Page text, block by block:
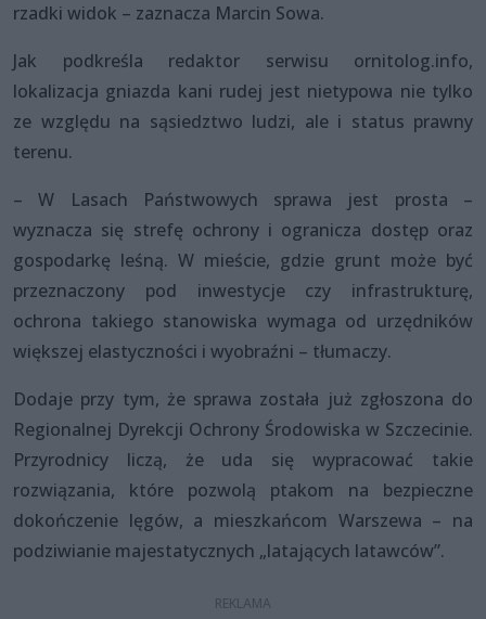
rzadki widok – zaznacza Marcin Sowa.
Jak podkreśla redaktor serwisu ornitolog.info,
lokalizacja gniazda kani rudej jest nietypowa nie tylko
ze względu na sąsiedztwo ludzi, ale i status prawny
terenu.
– W Lasach Państwowych sprawa jest prosta –
wyznacza się strefę ochrony i ogranicza dostęp oraz
gospodarkę leśną. W mieście, gdzie grunt może być
przeznaczony pod inwestycje czy infrastrukturę,
ochrona takiego stanowiska wymaga od urzędników
większej elastyczności i wyobraźni – tłumaczy.
Dodaje przy tym, że sprawa została już zgłoszona do
Regionalnej Dyrekcji Ochrony Środowiska w Szczecinie.
Przyrodnicy liczą, że uda się wypracować takie
rozwiązania, które pozwolą ptakom na bezpieczne
dokończenie lęgów, a mieszkańcom Warszewa – na
podziwianie majestatycznych „latających latawców”.